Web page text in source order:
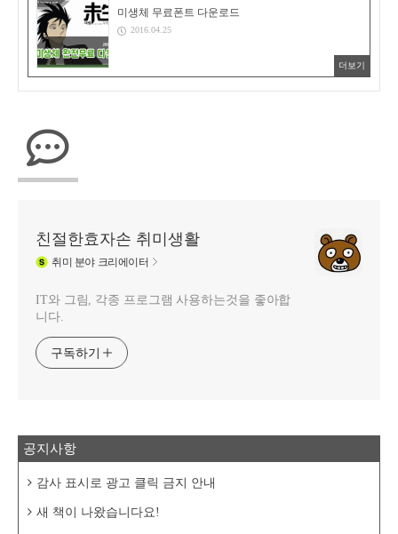
미생체 무료폰트 다운로드
2016.04.25
더보기
친절한효자손 취미생활
취미 분야 크리에이터
IT와 그림, 각종 프로그램 사용하는것을 좋아합
니다.
구독하기
공지사항
감사 표시로 광고 클릭 금지 안내
새 책이 나왔습니다요!